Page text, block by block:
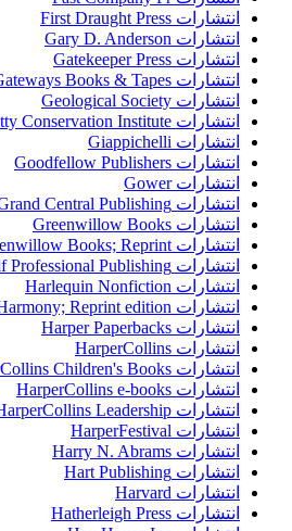
انتشارات First Draught Press
انتشارات Gary D. Anderson
انتشارات Gatekeeper Press
انتشارات Gateways Books & Tapes
انتشارات Geological Society
انتشارات Getty Conservation Institute
انتشارات Giappichelli
انتشارات Goodfellow Publishers
انتشارات Gower
انتشارات Grand Central Publishing
انتشارات Greenwillow Books
انتشارات Greenwillow Books; Reprint
انتشارات Gulf Professional Publishing
انتشارات Harlequin Nonfiction
انتشارات Harmony; Reprint edition
انتشارات Harper Paperbacks
انتشارات HarperCollins
انتشارات HarperCollins Children's Books
انتشارات HarperCollins e-books
انتشارات HarperCollins Leadership
انتشارات HarperFestival
انتشارات Harry N. Abrams
انتشارات Hart Publishing
انتشارات Harvard
انتشارات Hatherleigh Press